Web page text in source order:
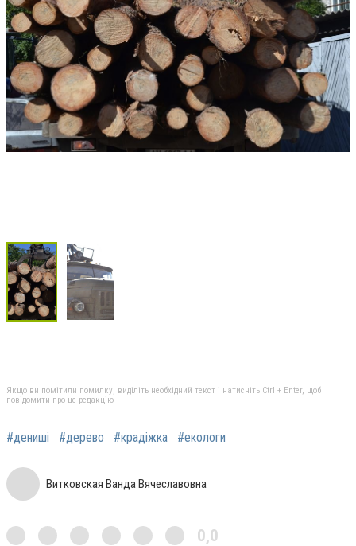
Якщо ви помітили помилку, виділіть необхідний текст і натисніть Ctrl + Enter, щоб
повідомити про це редакцію
#дениші #дерево #крадіжка #екологи
Витковская Ванда Вячеславовна
0,0